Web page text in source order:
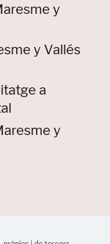
y
y Vallés
a
y